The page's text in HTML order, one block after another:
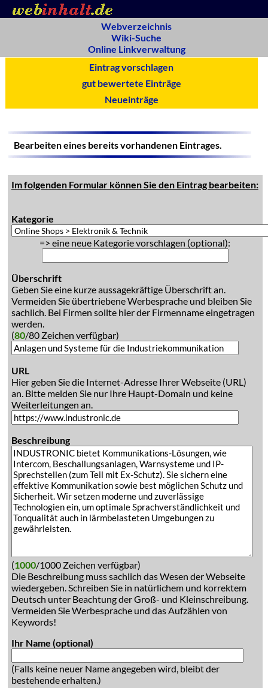
Webverzeichnis
Wiki-Suche
Online Linkverwaltung
Eintrag vorschlagen
gut bewertete Einträge
Neueinträge
Bearbeiten eines bereits vorhandenen Eintrages.
Im folgenden Formular können Sie den Eintrag bearbeiten:
Kategorie
=> eine neue Kategorie vorschlagen (optional):
Überschrift
Geben Sie eine kurze aussagekräftige Überschrift an.
Vermeiden Sie übertriebene Werbesprache und bleiben Sie
sachlich. Bei Firmen sollte hier der Firmenname eingetragen
werden.
(80/80 Zeichen verfügbar)
URL
Hier geben Sie die Internet-Adresse Ihrer Webseite (URL)
an. Bitte melden Sie nur Ihre Haupt-Domain und keine
Weiterleitungen an.
Beschreibung
(1000/1000 Zeichen verfügbar)
Die Beschreibung muss sachlich das Wesen der Webseite
wiedergeben. Schreiben Sie in natürlichem und korrektem
Deutsch unter Beachtung der Groß- und Kleinschreibung.
Vermeiden Sie Werbesprache und das Aufzählen von
Keywords!
Ihr Name (optional)
(Falls keine neuer Name angegeben wird, bleibt der
bestehende erhalten.)